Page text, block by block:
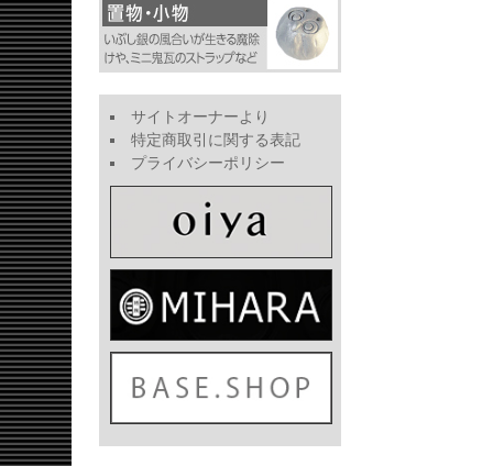
サイトオーナーより
特定商取引に関する表記
プライバシーポリシー